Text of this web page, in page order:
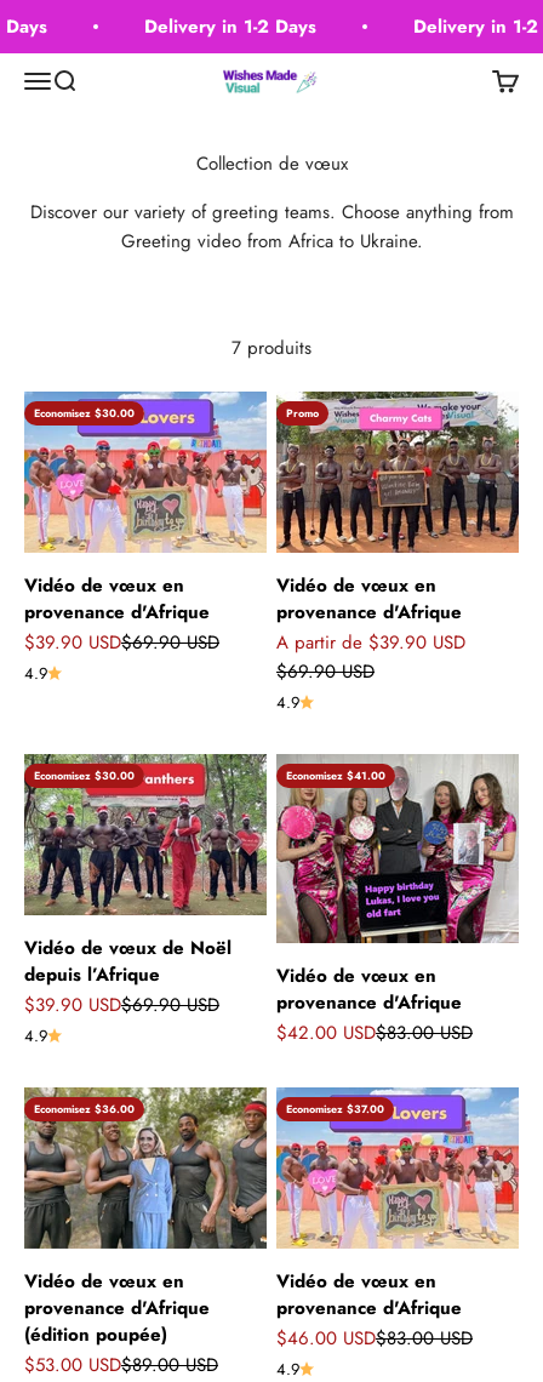
Passer au contenu Delivery in 1-2 Days Delivery in 1-2
MenuRecherche Wishes Made Visual Panier
Discover our variety of greeting teams. Choose anything from
Greeting video from Africa to Ukraine.
7 produits
Economisez $30.00
Vidéo de vœux en
provenance d'Afrique
Prix de vente
$39.90 USDPrix normal
$69.90 USD
4.9
Promo
Vidéo de vœux en
provenance d'Afrique
Prix de vente
A partir de $39.90 USD
Prix normal
$69.90 USD
4.9
Economisez $30.00
Vidéo de vœux de Noël
depuis l’Afrique
Prix de vente
$39.90 USDPrix normal
$69.90 USD
4.9
Economisez $41.00
Vidéo de vœux en
provenance d'Afrique
Prix de vente
$42.00 USDPrix normal
$83.00 USD
Economisez $36.00
Vidéo de vœux en
provenance d'Afrique
(édition poupée)
Prix de vente
$53.00 USDPrix normal
$89.00 USD
Economisez $37.00
Vidéo de vœux en
provenance d'Afrique
Prix de vente
$46.00 USDPrix normal
$83.00 USD
4.9